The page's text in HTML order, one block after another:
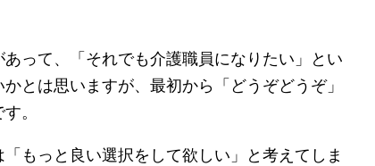
って、「それでも介護職員になりたい」とい
とは思いますが、最初から「どうぞどうぞ」
。
もっと良い選択をして欲しい」と考えてしま